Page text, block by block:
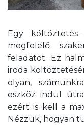
Egy
megfelelő
feladatot. Ez
iroda
olyan,
eszköz indul
ezért is kell a
Nézzük, hogyan